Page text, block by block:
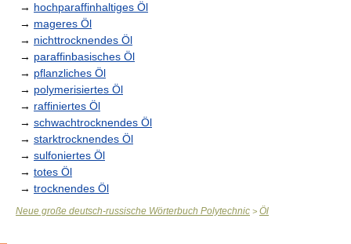
→ hochparaffinhaltiges Öl
→ mageres Öl
→ nichttrocknendes Öl
→ paraffinbasisches Öl
→ pflanzliches Öl
→ polymerisiertes Öl
→ raffiniertes Öl
→ schwachtrocknendes Öl
→ starktrocknendes Öl
→ sulfoniertes Öl
→ totes Öl
→ trocknendes Öl
Neue große deutsch-russische Wörterbuch Polytechnic > Öl